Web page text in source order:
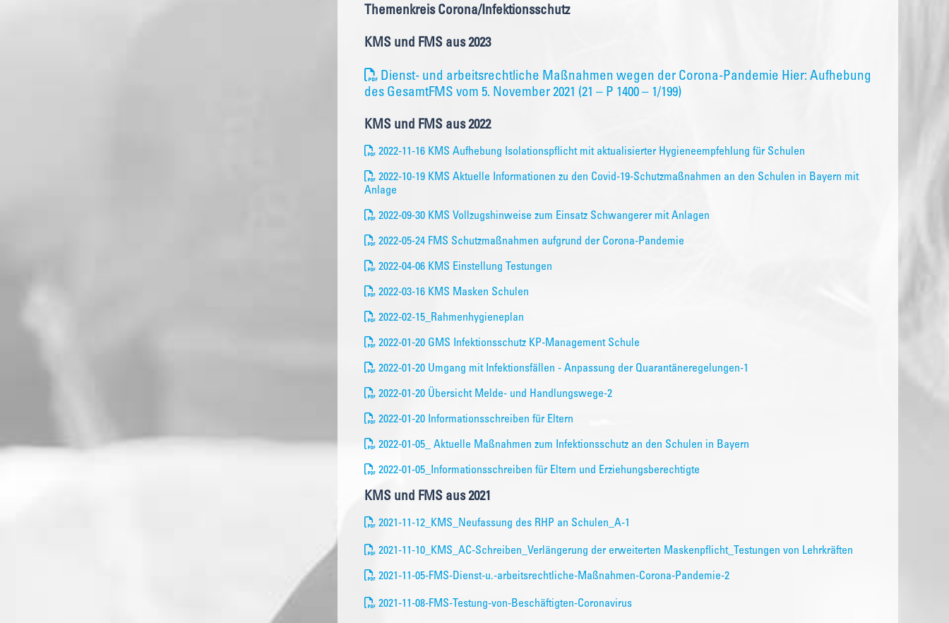
Themenkreis Corona/Infektionsschutz
KMS und FMS aus 2023
Dienst- und arbeitsrechtliche Maßnahmen wegen der Corona-Pandemie Hier: Aufhebung
des GesamtFMS vom 5. November 2021 (21 – P 1400 – 1/199)
KMS und FMS aus 2022
2022-11-16 KMS Aufhebung Isolationspflicht mit aktualisierter Hygieneempfehlung für Schulen
2022-10-19 KMS Aktuelle Informationen zu den Covid-19-Schutzmaßnahmen an den Schulen in Bayern mit
Anlage
2022-09-30 KMS Vollzugshinweise zum Einsatz Schwangerer mit Anlagen
2022-05-24 FMS Schutzmaßnahmen aufgrund der Corona-Pandemie
2022-04-06 KMS Einstellung Testungen
2022-03-16 KMS Masken Schulen
2022-02-15_Rahmenhygieneplan
2022-01-20 GMS Infektionsschutz KP-Management Schule
2022-01-20 Umgang mit Infektionsfällen - Anpassung der Quarantäneregelungen-1
2022-01-20 Übersicht Melde- und Handlungswege-2
2022-01-20 Informationsschreiben für Eltern
2022-01-05_ Aktuelle Maßnahmen zum Infektionsschutz an den Schulen in Bayern
2022-01-05_Informationsschreiben für Eltern und Erziehungsberechtigte
KMS und FMS aus 2021
2021-11-12_KMS_Neufassung des RHP an Schulen_A-1
2021-11-10_KMS_AC-Schreiben_Verlängerung der erweiterten Maskenpflicht_Testungen von Lehrkräften
2021-11-05-FMS-Dienst-u.-arbeitsrechtliche-Maßnahmen-Corona-Pandemie-2
2021-11-08-FMS-Testung-von-Beschäftigten-Coronavirus